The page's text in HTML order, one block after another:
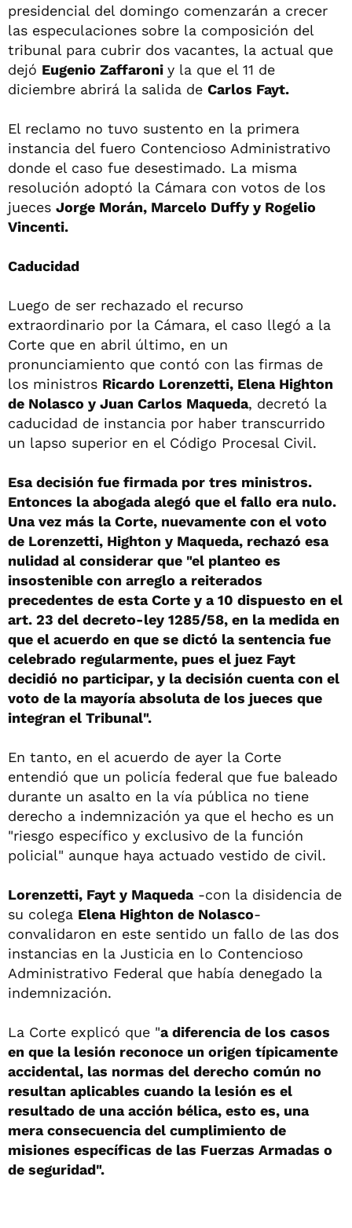
presidencial del domingo comenzarán a crecer
las especulaciones sobre la composición del
tribunal para cubrir dos vacantes, la actual que
dejó Eugenio Zaffaroni y la que el 11 de
diciembre abrirá la salida de Carlos Fayt.
El reclamo no tuvo sustento en la primera
instancia del fuero Contencioso Administrativo
donde el caso fue desestimado. La misma
resolución adoptó la Cámara con votos de los
jueces Jorge Morán, Marcelo Duffy y Rogelio
Vincenti.
Caducidad
Luego de ser rechazado el recurso
extraordinario por la Cámara, el caso llegó a la
Corte que en abril último, en un
pronunciamiento que contó con las firmas de
los ministros Ricardo Lorenzetti, Elena Highton
de Nolasco y Juan Carlos Maqueda, decretó la
caducidad de instancia por haber transcurrido
un lapso superior en el Código Procesal Civil.
Esa decisión fue firmada por tres ministros.
Entonces la abogada alegó que el fallo era nulo.
Una vez más la Corte, nuevamente con el voto
de Lorenzetti, Highton y Maqueda, rechazó esa
nulidad al considerar que "el planteo es
insostenible con arreglo a reiterados
precedentes de esta Corte y a 10 dispuesto en el
art. 23 del decreto-ley 1285/58, en la medida en
que el acuerdo en que se dictó la sentencia fue
celebrado regularmente, pues el juez Fayt
decidió no participar, y la decisión cuenta con el
voto de la mayoría absoluta de los jueces que
integran el Tribunal".
En tanto, en el acuerdo de ayer la Corte
entendió que un policía federal que fue baleado
durante un asalto en la vía pública no tiene
derecho a indemnización ya que el hecho es un
"riesgo específico y exclusivo de la función
policial" aunque haya actuado vestido de civil.
Lorenzetti, Fayt y Maqueda-con la disidencia de
su colega Elena Highton de Nolasco-
convalidaron en este sentido un fallo de las dos
instancias en la Justicia en lo Contencioso
Administrativo Federal que había denegado la
indemnización.
La Corte explicó que "a diferencia de los casos
en que la lesión reconoce un origen típicamente
accidental, las normas del derecho común no
resultan aplicables cuando la lesión es el
resultado de una acción bélica, esto es, una
mera consecuencia del cumplimiento de
misiones específicas de las Fuerzas Armadas o
de seguridad".